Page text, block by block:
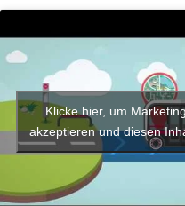
Klicke hier, um
akzeptieren und diesen